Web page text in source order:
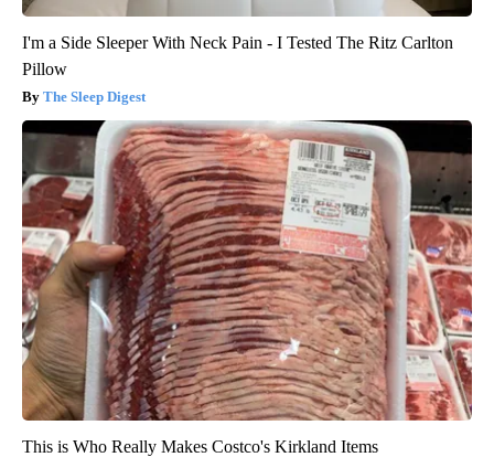
I'm a Side Sleeper With Neck Pain - I Tested The Ritz Carlton
Pillow
The Sleep Digest
This is Who Really Makes Costco's Kirkland Items